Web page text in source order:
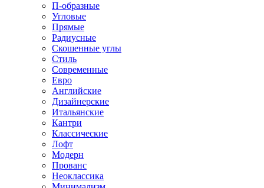
П-образные
Угловые
Прямые
Радиусные
Скошенные углы
Стиль
Современные
Евро
Английские
Дизайнерские
Итальянские
Кантри
Классические
Лофт
Модерн
Прованс
Неоклассика